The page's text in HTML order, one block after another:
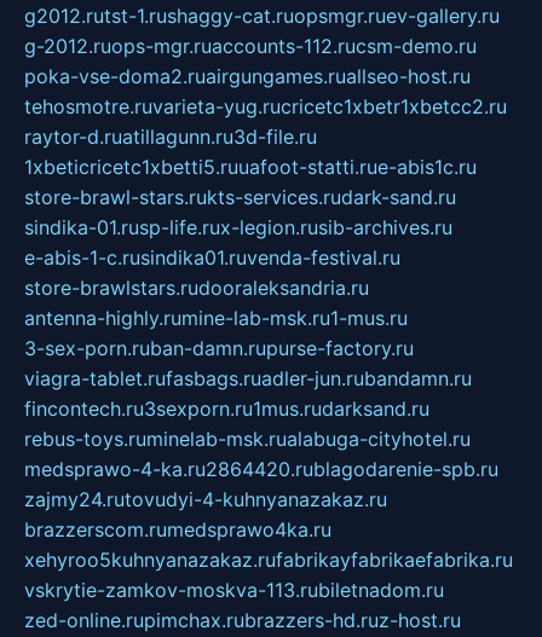
g2012.rutst-1.rushaggy-cat.ruopsmgr.ruev-gallery.ru
g-2012.ruops-mgr.ruaccounts-112.rucsm-demo.ru
poka-vse-doma2.ruairgungames.ruallseo-host.ru
tehosmotre.ruvarieta-yug.rucricetc1xbetr1xbetcc2.ru
raytor-d.ruatillagunn.ru3d-file.ru
1xbeticricetc1xbetti5.ruuafoot-statti.rue-abis1c.ru
store-brawl-stars.rukts-services.rudark-sand.ru
sindika-01.rusp-life.rux-legion.rusib-archives.ru
e-abis-1-c.rusindika01.ruvenda-festival.ru
store-brawlstars.rudooraleksandria.ru
antenna-highly.rumine-lab-msk.ru1-mus.ru
3-sex-porn.ruban-damn.rupurse-factory.ru
viagra-tablet.rufasbags.ruadler-jun.rubandamn.ru
fincontech.ru3sexporn.ru1mus.rudarksand.ru
rebus-toys.ruminelab-msk.rualabuga-cityhotel.ru
medsprawo-4-ka.ru2864420.rublagodarenie-spb.ru
zajmy24.rutovudyi-4-kuhnyanazakaz.ru
brazzerscom.rumedsprawo4ka.ru
xehyroo5kuhnyanazakaz.rufabrikayfabrikaefabrika.ru
vskrytie-zamkov-moskva-113.rubiletnadom.ru
zed-online.rupimchax.rubrazzers-hd.ruz-host.ru